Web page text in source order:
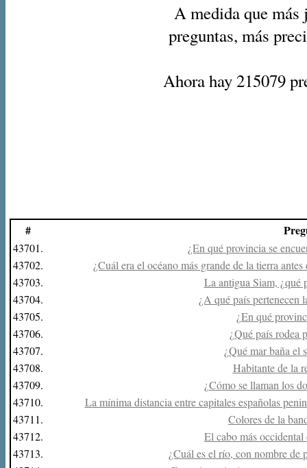
A medida que más
preguntas, más
Ahora hay 215079
#
43701.
¿En qué provincia se
43702.
¿Cuál era el océano más grande de la tierra
43703.
La antigua Siam, ¿qué
43704.
¿A qué país pertenecen
43705.
¿En qué
43706.
¿Qué país rodea
43707.
¿Qué mar baña el
43708.
Habitante de la
43709.
¿Cómo se llaman los
43710.
La mínima distancia entre capitales españolas
43711.
Colores de la
43712.
El cabo más
43713.
¿Cuál es el río, con nombre de